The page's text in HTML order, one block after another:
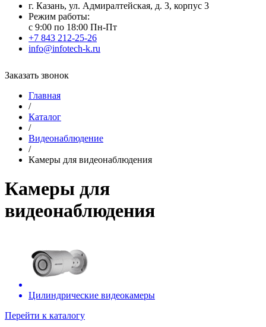
г. Казань, ул. Адмиралтейская, д. 3, корпус 3
Режим работы:
с 9:00 по 18:00 Пн-Пт
+7 843 212-25-26
info@infotech-k.ru
Заказать звонок
Главная
/
Каталог
/
Видеонаблюдение
/
Камеры для видеонаблюдения
Камеры для
видеонаблюдения
Цилиндрические видеокамеры
Перейти к каталогу